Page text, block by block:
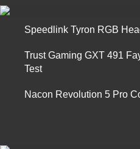
Speedlink Tyron RGB
Trust Gaming GXT 491
Test
Nacon Revolution 5 Pro